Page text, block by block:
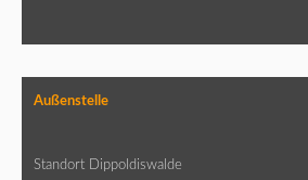
Außenstelle
Standort Dippoldiswalde